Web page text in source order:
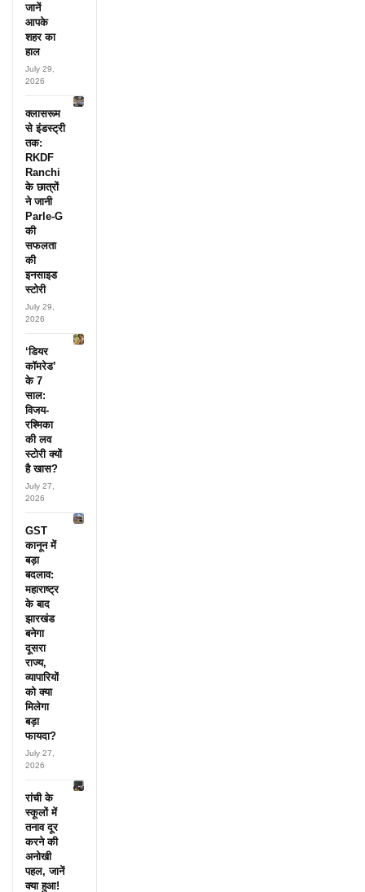
जानें
आपके
शहर का
हाल
July 29,
2026
क्लासरूम
से इंडस्ट्री
तक:
RKDF
Ranchi
के छात्रों
ने जानी
Parle-G
की
सफलता
की
इनसाइड
स्टोरी
July 29,
2026
‘डियर
कॉमरेड’
के 7
साल:
विजय-
रश्मिका
की लव
स्टोरी क्यों
है खास?
July 27,
2026
GST
कानून में
बड़ा
बदलाव:
महाराष्ट्र
के बाद
झारखंड
बनेगा
दूसरा
राज्य,
व्यापारियों
को क्या
मिलेगा
बड़ा
फायदा?
July 27,
2026
रांची के
स्कूलों में
तनाव दूर
करने की
अनोखी
पहल, जानें
क्या हुआ!